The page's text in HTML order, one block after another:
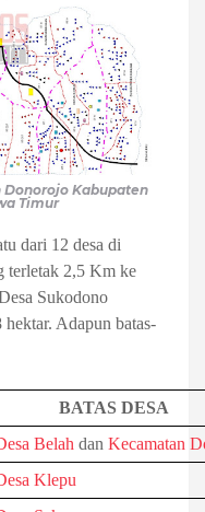
Donorojo Kabupaten
Timur
dari 12 desa di
terletak 2,5 Km ke
Sukodono
Adapun batas-
BATAS DESA
Belah danKecamatan
Klepu